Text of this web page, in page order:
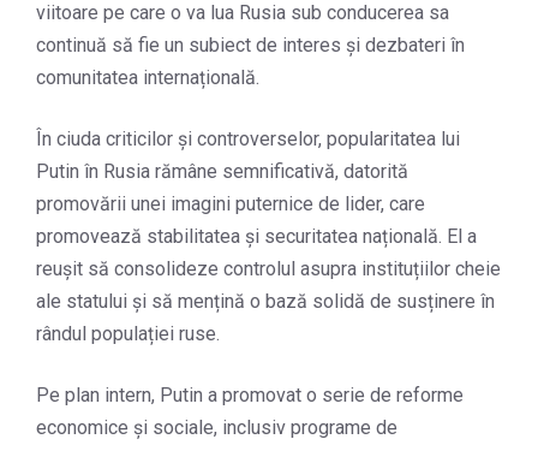
viitoare pe care o va lua Rusia sub conducerea sa
continuă să fie un subiect de interes și dezbateri în
comunitatea internațională.
În ciuda criticilor și controverselor, popularitatea lui
Putin în Rusia rămâne semnificativă, datorită
promovării unei imagini puternice de lider, care
promovează stabilitatea și securitatea națională. El a
reușit să consolideze controlul asupra instituțiilor cheie
ale statului și să mențină o bază solidă de susținere în
rândul populației ruse.
Pe plan intern, Putin a promovat o serie de reforme
economice și sociale, inclusiv programe de